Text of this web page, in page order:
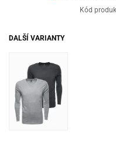
Kód
DALŠÍ VARIANTY